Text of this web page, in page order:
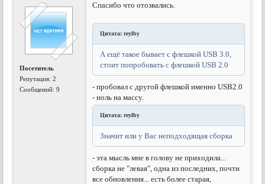
Посетитель
Репутация:2
Сообщений: 9
Спасибо что отозвались.
Цитата: reylby
А ещё такое бывает с флешкой USB 3.0,
стоит попробовать с флешкой USB 2.0
- пробовал с другой флешкой именно USB2.0
- ноль на массу.
Цитата: reylby
Значит или у Вас неподходящая сборка
- эта мысль мне в голову не приходила...
сборка не "левая", одна из последних, почти
все обновления... есть более старая,